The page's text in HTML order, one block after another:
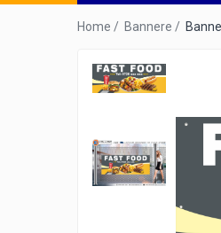
Casete Luminoase
Design interior
Home / Bannere /